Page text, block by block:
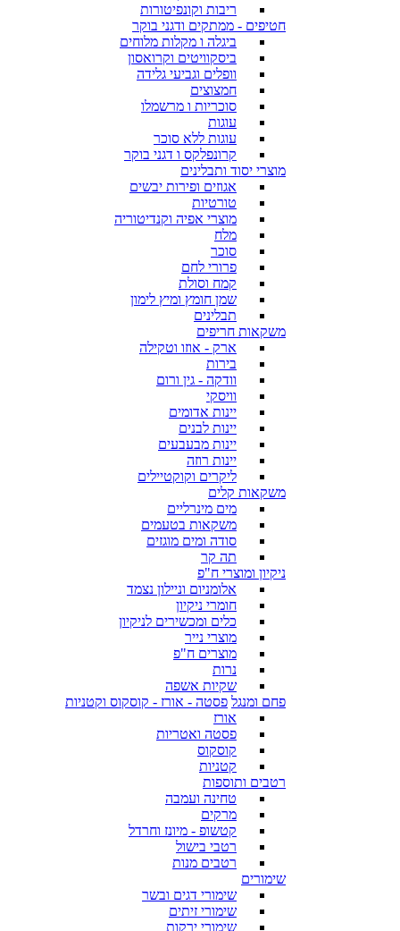
ריבות וקונפיטורות
חטיפים - ממתקים ודגני בוקר
ביגלה ו מקלות מלוחים
ביסקוויטים וקרואסון
וופלים וגביעי גלידה
חמצוצים
סוכריות ו מרשמלו
עוגות
עוגות ללא סוכר
קרונפלקס ו דגני בוקר
מוצרי יסוד ותבלינים
אגוזים ופירות יבשים
טורטיות
מוצרי אפיה וקנדיטוריה
מלח
סוכר
פרורי לחם
קמח וסולת
שמן חומץ ומיץ לימון
תבלינים
משקאות חריפים
ארק - אוזו וטקילה
בירות
וודקה - גין ורום
וויסקי
יינות אדומים
יינות לבנים
יינות מבעבעים
יינות רוזה
ליקרים וקוקטיילים
משקאות קלים
מים מינרליים
משקאות בטעמים
סודה ומים מוגזים
תה קר
ניקיון ומוצרי ח"פ
אלומניום וניילון נצמד
חומרי ניקיון
כלים ומכשירים לניקיון
מוצרי נייר
מוצרים ח"פ
נרות
שקיות אשפה
פחם ומנגל פסטה - אורז - קוסקוס וקטניות
אורז
פסטה ואטריות
קוסקוס
קטניות
רטבים ותוספות
טחינה ועמבה
מרקים
קטשופ - מיונז וחרדל
רטבי בישול
רטבים מנות
שימורים
שימורי דגים ובשר
שימורי זיתים
שימורי ירקות